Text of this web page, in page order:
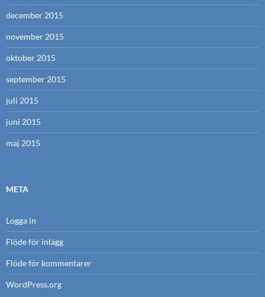
december 2015
november 2015
oktober 2015
september 2015
juli 2015
juni 2015
maj 2015
META
Logga in
Flöde för inlägg
Flöde för kommentarer
WordPress.org